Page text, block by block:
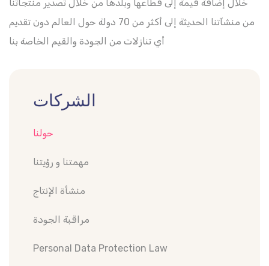
خلال إضافة قيمة إلى قطاعها وبلدها من خلال تصدير منتجاتنا
من منشآتنا الحديثة إلى أكثر من 70 دولة حول العالم دون تقديم
أي تنازلات من الجودة والقيم الخاصة بنا
الشركات
حولنا
مهمتنا و رؤيتنا
منشأة الإنتاج
مراقبة الجودة
Personal Data Protection Law